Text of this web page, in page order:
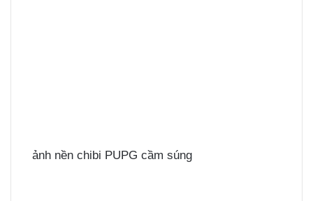
ảnh nền chibi PUPG cầm súng